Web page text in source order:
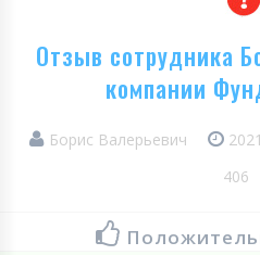
Отзыв сотрудника
компании
Борис Валерьевич
406